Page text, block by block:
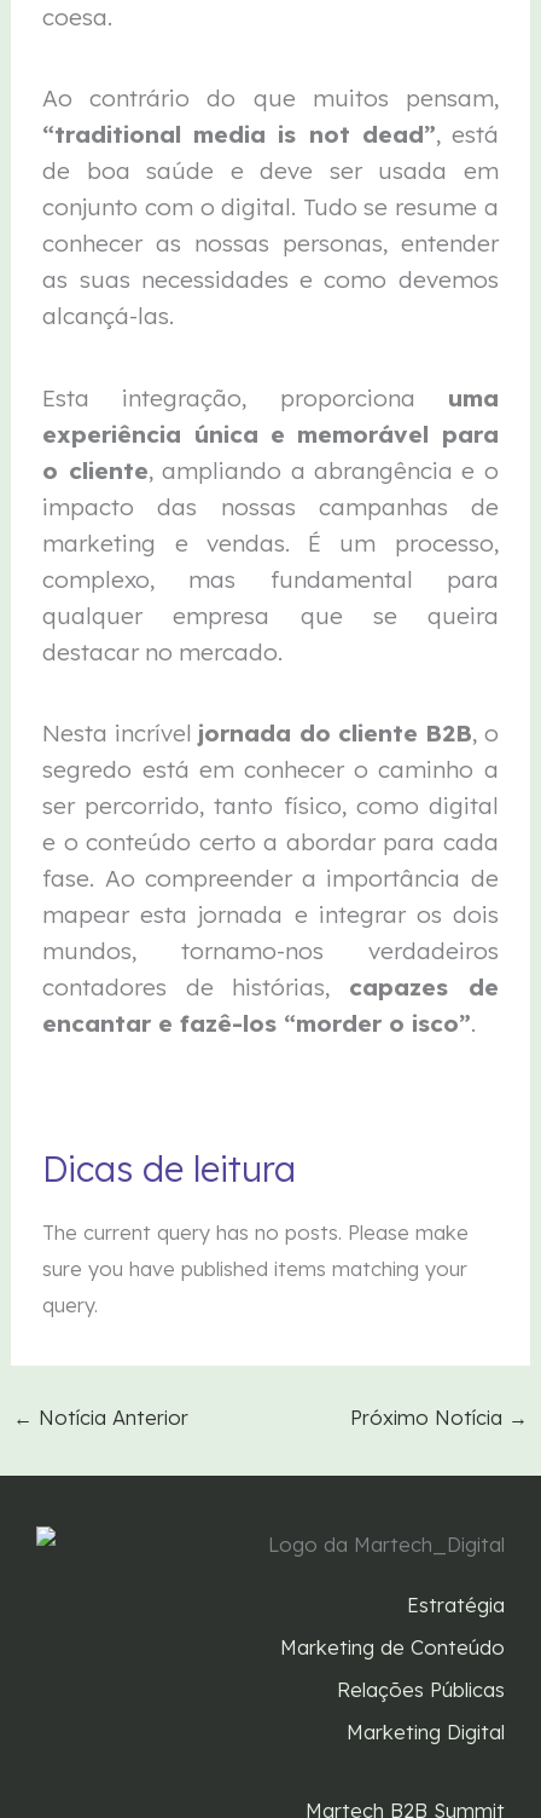
coesa.
Ao contrário do que muitos pensam,
“traditional media is not dead”, está
de boa saúde e deve ser usada em
conjunto com o digital. Tudo se resume a
conhecer as nossas personas, entender
as suas necessidades e como devemos
alcançá-las.
Esta integração, proporciona uma
experiência única e memorável para
o cliente, ampliando a abrangência e o
impacto das nossas campanhas de
marketing e vendas. É um processo,
complexo, mas fundamental para
qualquer empresa que se queira
destacar no mercado.
Nesta incrível jornada do cliente B2B, o
segredo está em conhecer o caminho a
ser percorrido, tanto físico, como digital
e o conteúdo certo a abordar para cada
fase. Ao compreender a importância de
mapear esta jornada e integrar os dois
mundos, tornamo-nos verdadeiros
contadores de histórias, capazes de
encantar e fazê-los “morder o isco”.
Dicas de leitura
The current query has no posts. Please make
sure you have published items matching your
query.
← Notícia Anterior Próximo Notícia →
Estratégia
Marketing de Conteúdo
Relações Públicas
Marketing Digital
Martech B2B Summit